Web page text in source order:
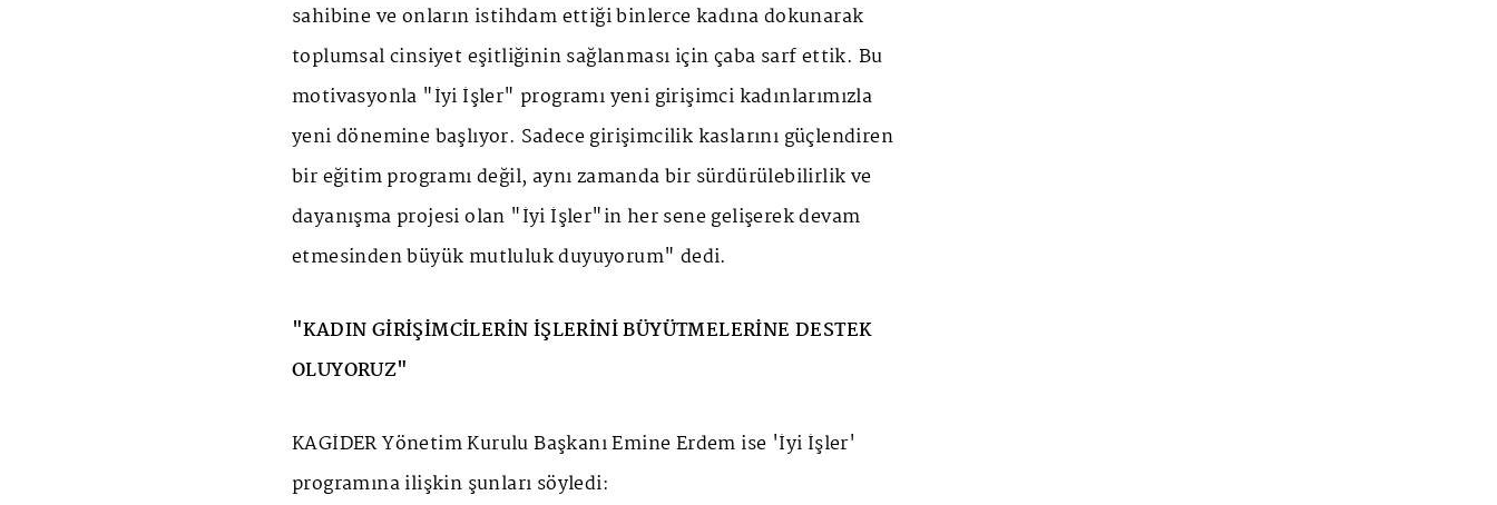
sahibine ve onların istihdam ettiği binlerce kadına dokunarak
toplumsal cinsiyet eşitliğinin sağlanması için çaba sarf ettik. Bu
motivasyonla "İyi İşler" programı yeni girişimci kadınlarımızla
yeni dönemine başlıyor. Sadece girişimcilik kaslarını güçlendiren
bir eğitim programı değil, aynı zamanda bir sürdürülebilirlik ve
dayanışma projesi olan "İyi İşler"in her sene gelişerek devam
etmesinden büyük mutluluk duyuyorum" dedi.
"KADIN GİRİŞİMCİLERİN İŞLERİNİ BÜYÜTMELERİNE DESTEK
OLUYORUZ"
KAGİDER Yönetim Kurulu Başkanı Emine Erdem ise 'İyi İşler'
programına ilişkin şunları söyledi: